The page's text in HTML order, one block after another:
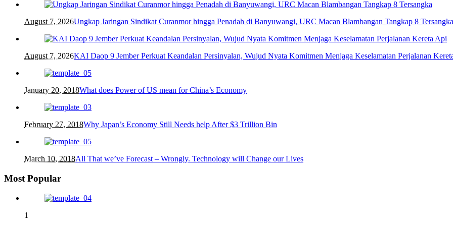
August 7, 2026Ungkap Jaringan Sindikat Curanmor hingga Penadah di Banyuwangi, URC Macan Blambangan Tangkap 8 Tersangka
August 7, 2026KAI Daop 9 Jember Perkuat Keandalan Persinyalan, Wujud Nyata Komitmen Menjaga Keselamatan Perjalanan
January 20, 2018What does Power of US mean for China’s Economy
February 27, 2018Why Japan’s Economy Still Needs help After $3 Trillion Bin
March 10, 2018All That we’ve Forecast – Wrongly. Technology will Change our Lives
Most Popular
1